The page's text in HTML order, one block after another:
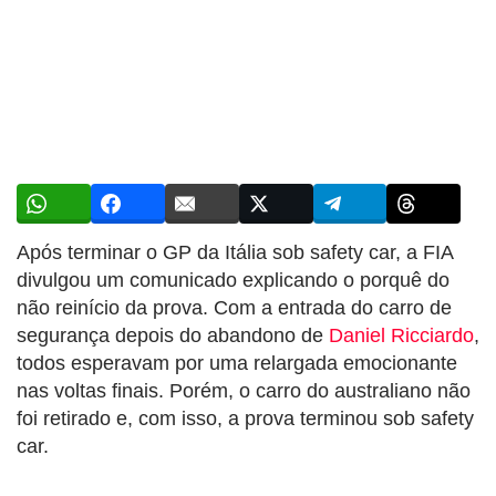
Após terminar o GP da Itália sob safety car, a FIA
divulgou um comunicado explicando o porquê do
não reinício da prova. Com a entrada do carro de
segurança depois do abandono de Daniel Ricciardo,
todos esperavam por uma relargada emocionante
nas voltas finais. Porém, o carro do australiano não
foi retirado e, com isso, a prova terminou sob safety
car.